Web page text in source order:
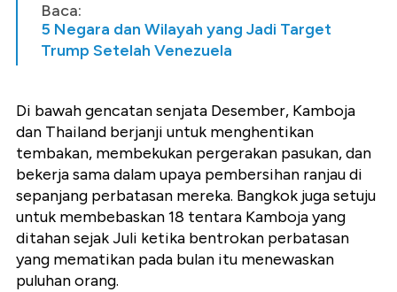
Baca:
5 Negara dan Wilayah yang Jadi Target
Trump Setelah Venezuela
Di bawah gencatan senjata Desember, Kamboja
dan Thailand berjanji untuk menghentikan
tembakan, membekukan pergerakan pasukan, dan
bekerja sama dalam upaya pembersihan ranjau di
sepanjang perbatasan mereka. Bangkok juga setuju
untuk membebaskan 18 tentara Kamboja yang
ditahan sejak Juli ketika bentrokan perbatasan
yang mematikan pada bulan itu menewaskan
puluhan orang.